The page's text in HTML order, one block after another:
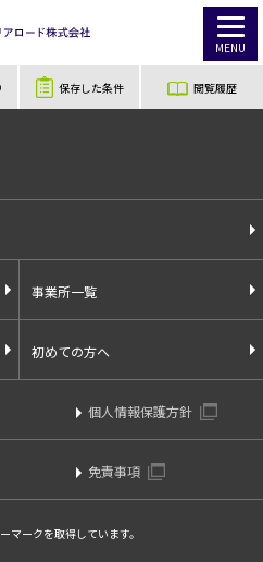
MENU
保存した条件 閲覧履歴
す
事業所一覧
初めての方へ
個人情報保護方針
免責事項
マークを取得しています。